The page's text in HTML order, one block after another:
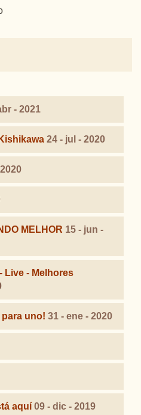
- 2021
24 - jul - 2020
MELHOR 15 - jun -
Live - Melhores
uno! 31 - ene - 2020
aquí 09 - dic - 2019